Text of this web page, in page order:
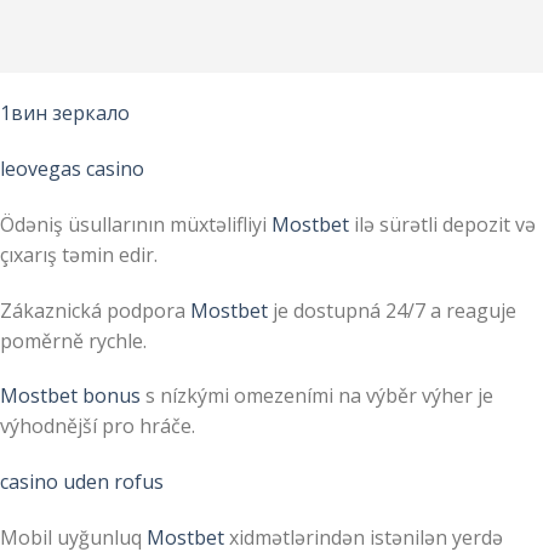
1вин зеркало
leovegas casino
Ödəniş üsullarının müxtəlifliyi Mostbet ilə sürətli depozit və
çıxarış təmin edir.
Zákaznická podpora Mostbet je dostupná 24/7 a reaguje
poměrně rychle.
Mostbet bonus s nízkými omezeními na výběr výher je
výhodnější pro hráče.
casino uden rofus
Mobil uyğunluq Mostbetxidmətlərindən istənilən yerdə